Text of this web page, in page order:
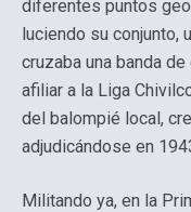
diferentes puntos
luciendo su conjunto,
cruzaba una banda
afiliar a la Liga
del balompié local,
adjudicándose en
Militando ya, en la